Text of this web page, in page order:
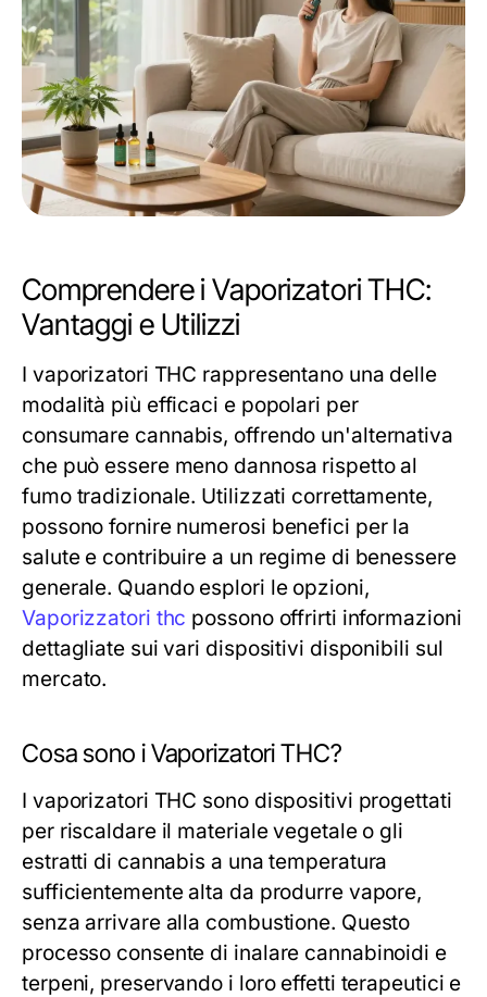
Comprendere i Vaporizatori THC:
Vantaggi e Utilizzi
I vaporizatori THC rappresentano una delle
modalità più efficaci e popolari per
consumare cannabis, offrendo un'alternativa
che può essere meno dannosa rispetto al
fumo tradizionale. Utilizzati correttamente,
possono fornire numerosi benefici per la
salute e contribuire a un regime di benessere
generale. Quando esplori le opzioni,
Vaporizzatori thc possono offrirti informazioni
dettagliate sui vari dispositivi disponibili sul
mercato.
Cosa sono i Vaporizatori THC?
I vaporizatori THC sono dispositivi progettati
per riscaldare il materiale vegetale o gli
estratti di cannabis a una temperatura
sufficientemente alta da produrre vapore,
senza arrivare alla combustione. Questo
processo consente di inalare cannabinoidi e
terpeni, preservando i loro effetti terapeutici e